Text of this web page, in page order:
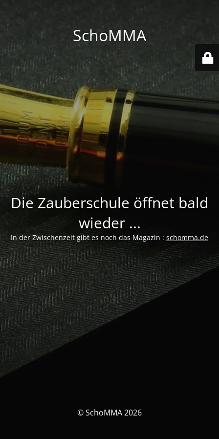
SchoMMA
Die Zauberschule öffnet bald
wieder ...
In der Zwischenzeit gibt es noch das Magazin : schomma.de
© SchoMMA 2026